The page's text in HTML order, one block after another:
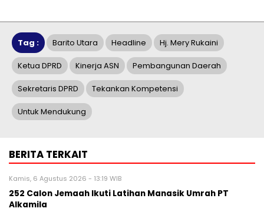
Tag : Barito Utara Headline Hj. Mery Rukaini
Ketua DPRD Kinerja ASN Pembangunan Daerah
Sekretaris DPRD Tekankan Kompetensi
Untuk Mendukung
BERITA TERKAIT
Kamis, 6 Agustus 2026 - 13:19 WIB
252 Calon Jemaah Ikuti Latihan Manasik Umrah PT
Alkamila